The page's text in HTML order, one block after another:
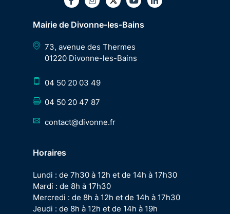
FacebookInstagram
TwitterYoutubeLinkedIn
Mairie de Divonne-les-Bains
73, avenue des Thermes
01220 Divonne-les-Bains
04 50 20 03 49
04 50 20 47 87
contact@divonne.fr
Horaires
Lundi : de 7h30 à 12h et de 14h à 17h30
Mardi : de 8h à 17h30
Mercredi : de 8h à 12h et de 14h à 17h30
Jeudi : de 8h à 12h et de 14h à 19h